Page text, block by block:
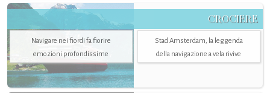
CROCIERE
Navigare nei fiordi fa fiorire
emozioni profondissime
Stad Amsterdam, la leggenda
della navigazione a vela rivive